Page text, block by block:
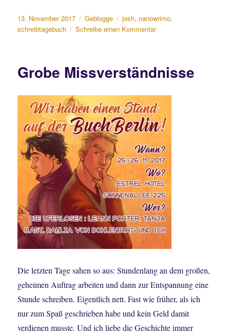
Veröffentlicht
am
13. November 2017 Kategorien
Geblogge Schlagwörter
josh, nanowrimo,
schreibtagebuch
Schreibe einen Kommentarzu
Grobe Missverständnisse
Die letzten Tage sahen so aus: Stundenlang an dem großen,
geheimen Auftrag arbeiten und dann zur Entspannung eine
Stunde schreiben. Eigentlich nett. Fast wie früher, als ich
nur zum Spaß geschrieben habe und kein Geld damit
verdienen musste. Und ich liebe die Geschichte immer